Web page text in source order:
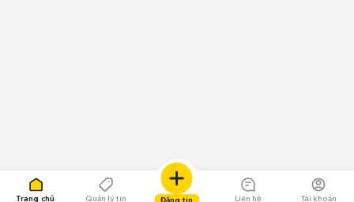
Trang chủ Quản lý tin Liên hệ Tài khoản